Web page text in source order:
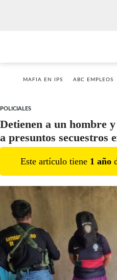
MAFIA EN IPS ABC EMPLEOS
POLICIALES
Detienen a un hombre
a presuntos secuestros
Este artículo tiene 1 año